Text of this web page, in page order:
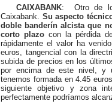
CAIXABANK: Otro de
Caixabank. Su aspecto
doble banderín alcista que
corto plazo con la pérdida
rápidamente el valor ha
euros, tangencial con la
subida de precios en los
por encima de este nivel, y
tenemos formada en 4.45
siguiente objetivo y zona
perfectamente podríamos